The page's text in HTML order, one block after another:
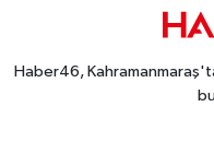
Haber46,